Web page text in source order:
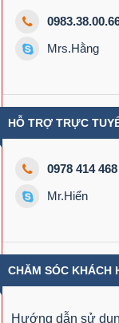
Mrs.Hằng
HỖ TRỢ TRỰC
0978 414 468
Mr.Hiển
CHĂM SÓC KHÁCH
Hướng dẫn sử